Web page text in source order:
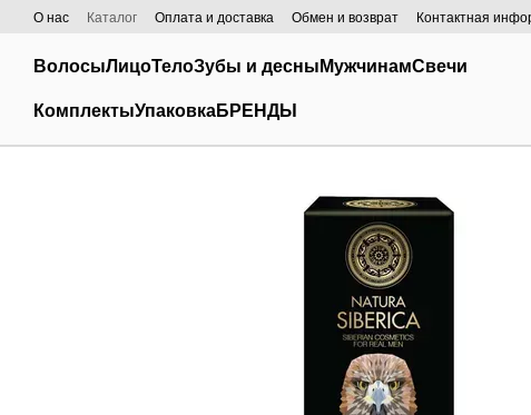
Перейти к основному контенту
О нас Каталог Оплата и доставка Обмен и возврат Контактная
ВолосыЛицоТелоЗубы и десны МужчинамСвечи
КомплектыУпаковкаБРЕНДЫ